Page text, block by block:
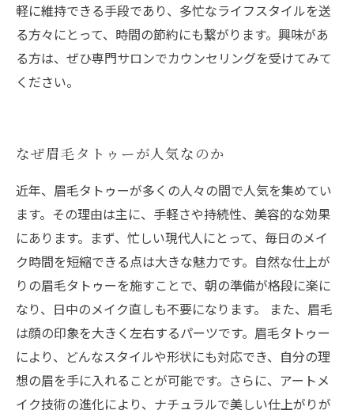
軽に維持できる手段であり、多忙なライフスタイルを送
る方々にとって、時間の節約にも繋がります。興味があ
る方は、ぜひ専門サロンでカウンセリングを受けてみて
ください。
なぜ眉毛タトゥーが人気なのか
近年、眉毛タトゥーが多くの人々の間で人気を集めてい
ます。その理由は主に、手軽さや持続性、美容的な効果
にあります。まず、忙しい現代人にとって、毎日のメイ
ク時間を短縮できる点は大きな魅力です。自然な仕上が
りの眉毛タトゥーを施すことで、朝の準備が格段に楽に
なり、日中のメイク直しも不要になります。 また、眉毛
は顔の印象を大きく左右するパーツです。眉毛タトゥー
により、どんなスタイルや形状にも対応でき、自分の理
想の眉を手に入れることが可能です。さらに、アートメ
イク技術の進化により、ナチュラルで美しい仕上がりが